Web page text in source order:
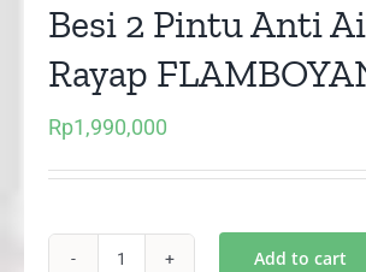
Besi 2 Pintu Anti
Rayap
Rp1,990,000
Add to cart